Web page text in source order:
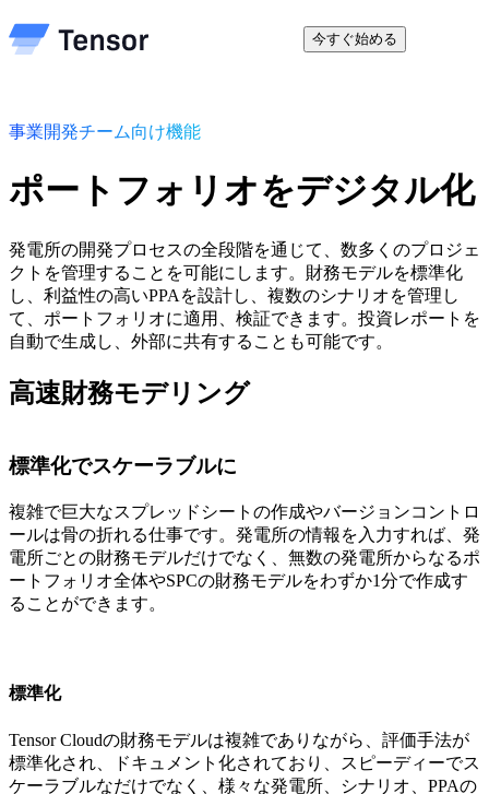
今すぐ始める
事業開発チーム向け機能
ポートフォリオをデジタル化
発電所の開発プロセスの全段階を通じて、数多くのプロジェ
クトを管理することを可能にします。財務モデルを標準化
し、利益性の高いPPAを設計し、複数のシナリオを管理し
て、ポートフォリオに適用、検証できます。投資レポートを
自動で生成し、外部に共有することも可能です。
高速財務モデリング
標準化でスケーラブルに
複雑で巨大なスプレッドシートの作成やバージョンコントロ
ールは骨の折れる仕事です。発電所の情報を入力すれば、発
電所ごとの財務モデルだけでなく、無数の発電所からなるポ
ートフォリオ全体やSPCの財務モデルをわずか1分で作成す
ることができます。
標準化
Tensor Cloudの財務モデルは複雑でありながら、評価手法が
標準化され、ドキュメント化されており、スピーディーでス
ケーラブルなだけでなく、様々な発電所、シナリオ、PPAの